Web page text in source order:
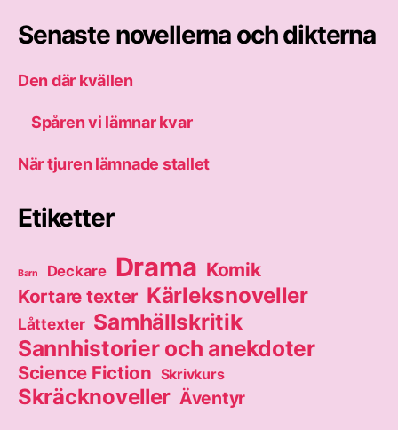
Senaste novellerna och dikterna
Den där kvällen
Spåren vi lämnar kvar
När tjuren lämnade stallet
Etiketter
Barn Deckare Drama Komik
Kortare texter Kärleksnoveller
Låttexter Samhällskritik
Sannhistorier och anekdoter
Science Fiction Skrivkurs
Skräcknoveller Äventyr